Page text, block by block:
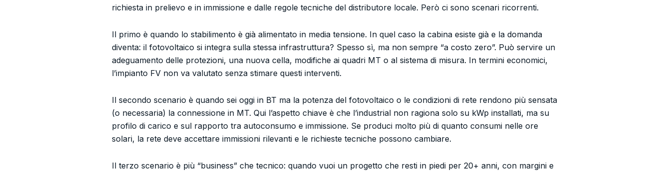
richiesta in prelievo e in immissione e dalle regole tecniche del distributore locale. Però ci sono scenari ricorrenti.
Il primo è quando lo stabilimento è già alimentato in media tensione. In quel caso la cabina esiste già e la domanda
diventa: il fotovoltaico si integra sulla stessa infrastruttura? Spesso sì, ma non sempre “a costo zero”. Può servire un
adeguamento delle protezioni, una nuova cella, modifiche ai quadri MT o al sistema di misura. In termini economici,
l’impianto FV non va valutato senza stimare questi interventi.
Il secondo scenario è quando sei oggi in BT ma la potenza del fotovoltaico o le condizioni di rete rendono più sensata
(o necessaria) la connessione in MT. Qui l’aspetto chiave è che l’industrial non ragiona solo su kWp installati, ma su
profilo di carico e sul rapporto tra autoconsumo e immissione. Se produci molto più di quanto consumi nelle ore
solari, la rete deve accettare immissioni rilevanti e le richieste tecniche possono cambiare.
Il terzo scenario è più “business” che tecnico: quando vuoi un progetto che resti in piedi per 20+ anni, con margini e